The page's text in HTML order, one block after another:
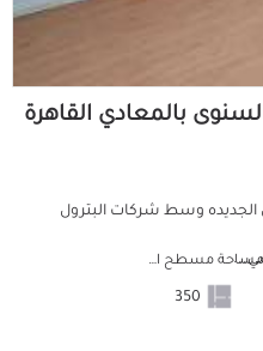
الجديده وسط شركات البترول
مساحة مسطح البناء